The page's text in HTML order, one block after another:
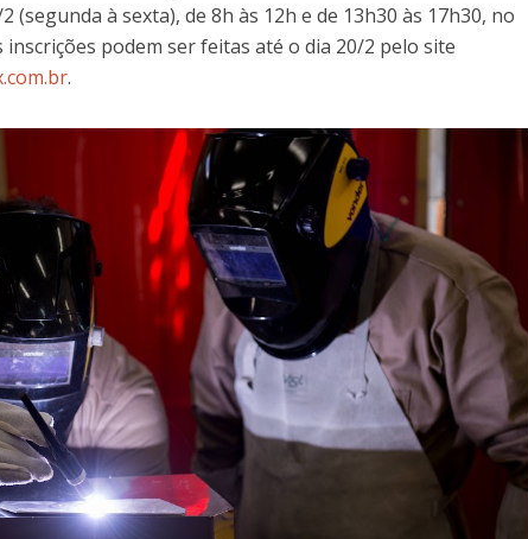
(segunda à sexta), de 8h às 12h e de 13h30 às 17h30, no
podem ser feitas até o dia 20/2 pelo site
.